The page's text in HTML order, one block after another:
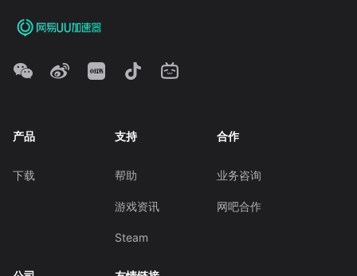
产品
下载
支持
帮助
游戏资讯
Steam
合作
业务咨询
网吧合作